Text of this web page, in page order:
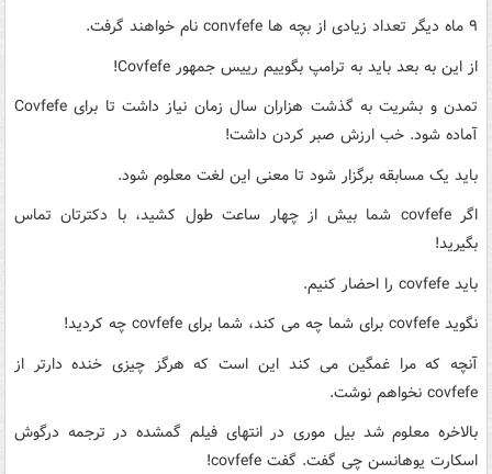
۹ ماه دیگر تعداد زیادی از بچه ها convfefe نام خواهند گرفت.
از این به بعد باید به ترامپ بگوییم رییس جمهور Covfefe!
تمدن و بشریت به گذشت هزاران سال زمان نیاز داشت تا برای Covfefe
آماده شود. خب ارزش صبر کردن داشت!
باید یک مسابقه برگزار شود تا معنی این لغت معلوم شود.
اگر covfefe شما بیش از چهار ساعت طول کشید، با دکترتان تماس
بگیرید!
باید covfefe را احضار کنیم.
نگوید covfefe برای شما چه می کند، شما برای covfefe چه کردید!
آنچه که مرا غمگین می کند این است که هرگز چیزی خنده دارتر از
covfefe نخواهم نوشت.
بالاخره معلوم شد بیل موری در انتهای فیلم گمشده در ترجمه درگوش
اسکارت یوهانسن چی گفت. گفت covfefe!